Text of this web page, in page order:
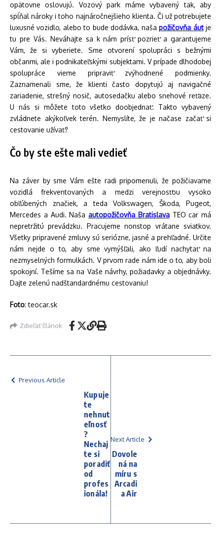
opätovne oslovujú. Vozový park máme vybavený tak, aby
spĺňal nároky i toho najnáročnejšieho klienta. Či už potrebujete
luxusné vozidlo, alebo to bude dodávka, našapožičovňa áutje
tu pre Vás. Neváhajte sa k nám prísť pozrieť a garantujeme
Vám, že si vyberiete. Sme otvorení spolupráci s bežnými
občanmi, ale i podnikateľskými subjektami. V prípade dlhodobej
spolupráce vieme pripraviť zvýhodnené podmienky.
Zaznamenali sme, že klienti často dopytujú aj navigačné
zariadenie, strešný nosič, autosedačku alebo snehové reťaze.
U nás si môžete toto všetko doobjednať. Takto vybavený
zvládnete akýkoľvek terén. Nemyslíte, že je načase začať si
cestovanie užívať?
Čo by ste ešte mali vedieť
Na záver by sme Vám ešte radi pripomenuli, že požičiavame
vozidlá frekventovaných a medzi verejnosťou vysoko
obľúbených značiek, a teda Volkswagen, Škoda, Pugeot,
Mercedes a Audi. Naša autopožičovňa BratislavaTEO car má
nepretržitú prevádzku. Pracujeme nonstop vrátane sviatkov.
Všetky pripravené zmluvy sú seriózne, jasné a prehľadné. Určite
nám nejde o to, aby sme vymýšľali, ako ľudí nachytať na
nezmyselných formulkách. V prvom rade nám ide o to, aby boli
spokojní. Tešíme sa na Vaše návrhy, požiadavky a objednávky.
Dajte zelenú nadštandardnému cestovaniu!
Foto: teocar.sk
Zdieľať článok
Previous Article
Kupuje
te
nehnut
eľnosť
?
Nechaj
te si
poradiť
od
profes
ionála!
Next Article
Dovole
ná na
míru s
Arcadi
a Air